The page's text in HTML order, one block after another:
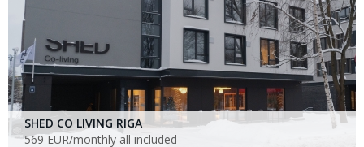
SHED CO LIVING RIGA
569 EUR/monthly all included